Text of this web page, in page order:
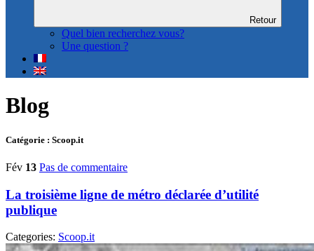
Retour
Quel bien recherchez vous?
Une question ?
Blog
Catégorie : Scoop.it
Fév 13 Pas de commentaire
La troisième ligne de métro déclarée d’utilité
publique
Categories: Scoop.it